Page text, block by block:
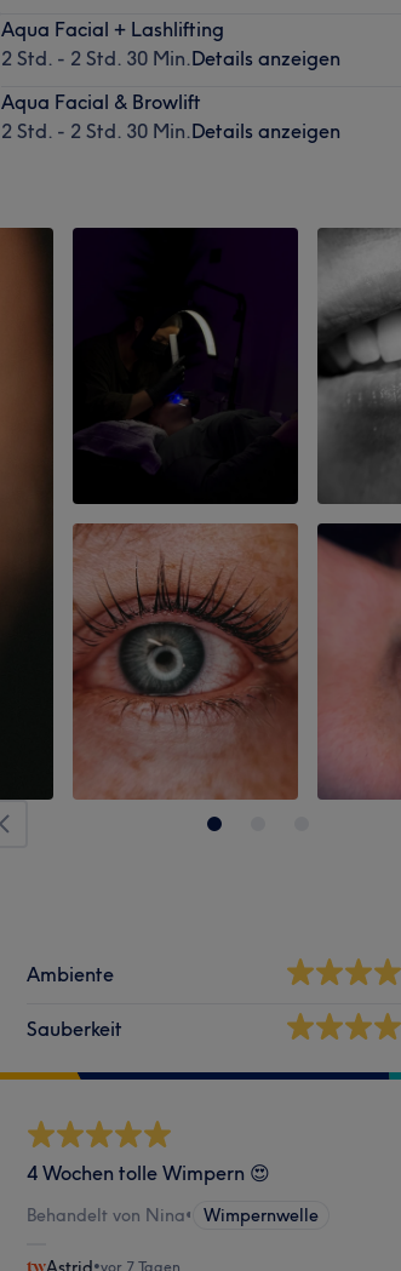
Aqua Facial + Lashlifting
2 Std. - 2 Std. 30 Min.Details anzeigen
Aqua Facial & Browlift
2 Std. - 2 Std. 30 Min.Details anzeigen
Ambiente
Sauberkeit
4 Wochen tolle Wimpern 😍
Behandelt von Nina• Wimpernwelle
•vor 7 Tagen